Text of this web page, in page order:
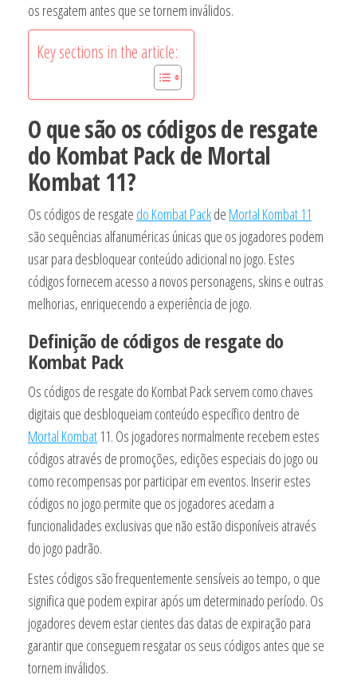
os resgatem antes que se tornem inválidos.
Key sections in the article:
O que são os códigos de resgate
do Kombat Pack de Mortal
Kombat 11?
Os códigos de resgate do Kombat Packde Mortal Kombat 11
são sequências alfanuméricas únicas que os jogadores podem
usar para desbloquear conteúdo adicional no jogo. Estes
códigos fornecem acesso a novos personagens, skins e outras
melhorias, enriquecendo a experiência de jogo.
Definição de códigos de resgate do
Kombat Pack
Os códigos de resgate do Kombat Pack servem como chaves
digitais que desbloqueiam conteúdo específico dentro de
Mortal Kombat 11. Os jogadores normalmente recebem estes
códigos através de promoções, edições especiais do jogo ou
como recompensas por participar em eventos. Inserir estes
códigos no jogo permite que os jogadores acedam a
funcionalidades exclusivas que não estão disponíveis através
do jogo padrão.
Estes códigos são frequentemente sensíveis ao tempo, o que
significa que podem expirar após um determinado período. Os
jogadores devem estar cientes das datas de expiração para
garantir que conseguem resgatar os seus códigos antes que se
tornem inválidos.